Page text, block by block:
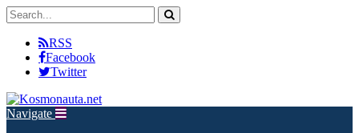
RSS
Facebook
Twitter
Navigate